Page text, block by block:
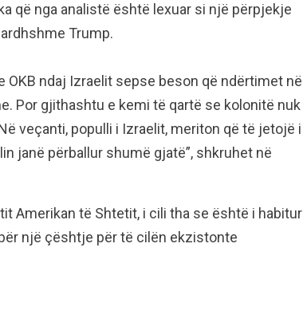
që nga analistë është lexuar si një përpjekje
Trump.
OKB ndaj Izraelit sepse beson që ndërtimet në
Por gjithashtu e kemi të qartë se kolonitë nuk
veçanti, populli i Izraelit, meriton që të jetojë i
janë përballur shumë gjatë”, shkruhet në
Amerikan të Shtetit, i cili tha se është i habitur
një çështje për të cilën ekzistonte